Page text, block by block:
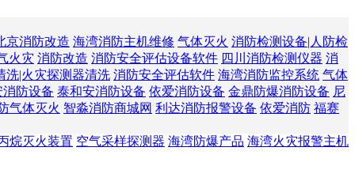
京消防改造 海湾消防主机维修 气体灭火 消防检测设备|人防检
火灾 消防改造 消防安全评估设备软件 四川消防检测仪器 消
洗|火灾探测器清洗 消防安全评估软件 海湾消防监控系统 气体
防设备 泰和安消防设备 依爱消防设备 金鼎防爆消防设备 尼
气体灭火 智淼消防商城网 利达消防报警设备 依爱消防 福赛
烷灭火装置 空气采样探测器 海湾防爆产品 海湾火灾报警主机